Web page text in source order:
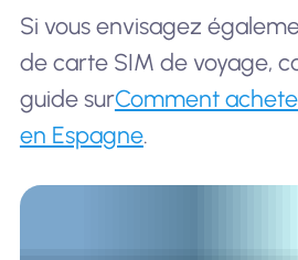
Si vous envisagez
de carte SIM de voyage,
guide surComment
en Espagne.